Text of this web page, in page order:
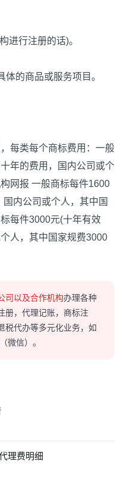
行注册的话)。
的商品或服务项目。
类每个商标费用：一般
年的费用，国内公司或个
网报 一般商标每件1600
内公司或个人，其中国
每件3000元(十年有效
人，其中国家规费3000
司以及合作机构办理各种
册，代理记账，商标注
税代办等多元化业务，如
（微信）。
理费明细